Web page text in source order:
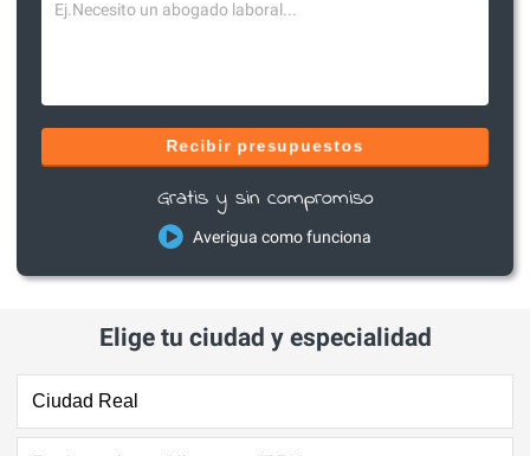
Recibir presupuestos
Gratis y sin compromiso
Averigua como funciona
Elige tu ciudad y especialidad